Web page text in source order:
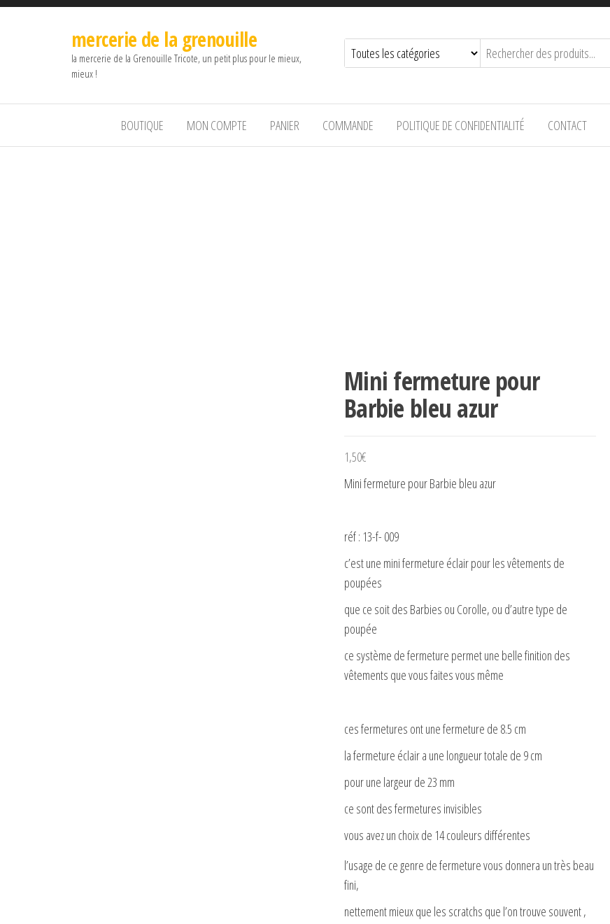
mercerie de la grenouille
la mercerie de la Grenouille Tricote, un petit plus pour le mieux,
mieux !
BOUTIQUE MON COMPTE PANIER COMMANDE POLITIQUE DE CONFIDENTIALITÉ CONTACT
Mini fermeture pour
Barbie bleu azur
1,50€
Mini fermeture pour Barbie bleu azur
réf : 13-f- 009
c’est une mini fermeture éclair pour les vêtements de
poupées
que ce soit des Barbies ou Corolle, ou d’autre type de
poupée
ce système de fermeture permet une belle finition des
vêtements que vous faites vous même
ces fermetures ont une fermeture de 8.5 cm
la fermeture éclair a une longueur totale de 9 cm
pour une largeur de 23 mm
ce sont des fermetures invisibles
vous avez un choix de 14 couleurs différentes
l’usage de ce genre de fermeture vous donnera un très beau
fini,
nettement mieux que les scratchs que l’on trouve souvent ,